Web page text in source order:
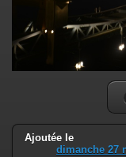
Ajoutée le
dimanche 27